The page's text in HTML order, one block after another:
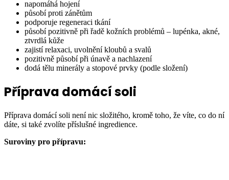
napomáhá hojení
působí proti zánětům
podporuje regeneraci tkání
působí pozitivně při řadě kožních problémů – lupénka, akné,
ztvrdlá kůže
zajistí relaxaci, uvolnění kloubů a svalů
pozitivně působí při únavě a nachlazení
dodá tělu minerály a stopové prvky (podle složení)
Příprava domácí soli
Příprava domácí soli není nic složitého, kromě toho, že víte, co do ní
dáte, si také zvolíte příslušné ingredience.
Suroviny pro přípravu: